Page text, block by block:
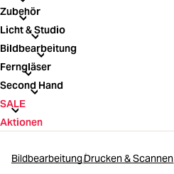
Taschen
Zubehör
Zubehör
Licht & Studio
Licht & Studio
Bildbearbeitung
Bildbearbeitung
Ferngläser
Ferngläser
Second Hand
Second Hand
SALE
SALE
Aktionen
BildbearbeitungDrucken & Scannen